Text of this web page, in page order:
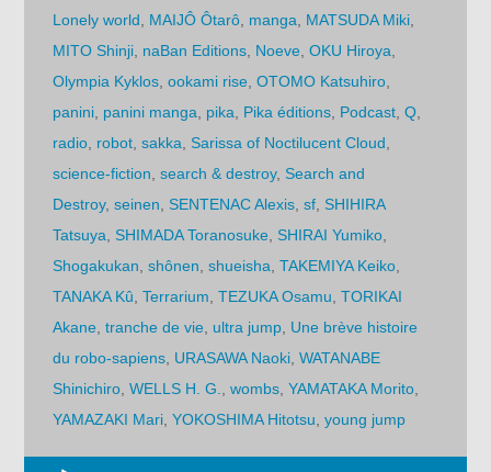
Lonely world
MAIJÔ Ôtarô manga MATSUDA Miki
MITO Shinji naBan Editions Noeve ,OKU Hiroya
Olympia Kyklos ,ookami rise ,OTOMO Katsuhiro
panini panini manga pika Pika éditions Podcast ,Q
radio robot ,sakka ,Sarissa of Noctilucent Cloud
science-fiction ,search & destroy,Search and
Destroy,seinen ,SENTENAC Alexis ,sf ,SHIHIRA
Tatsuya ,SHIMADA Toranosuke ,SHIRAI Yumiko
Shogakukan ,shônen ,shueisha ,TAKEMIYA Keiko
TANAKA Kû ,Terrarium ,TEZUKA Osamu ,TORIKAI
Akane ,tranche de vie ultra jump Une brève histoire
du robo-sapiens URASAWA Naoki ,WATANABE
Shinichiro ,WELLS H. G. ,wombs ,YAMATAKA Morito
YAMAZAKI Mari ,YOKOSHIMA Hitotsu ,young jump